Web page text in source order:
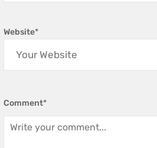
Website*
Comment*